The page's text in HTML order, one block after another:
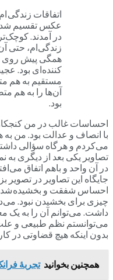
اتفاقات زندگی
عکس تقسیم
در آمدند.
زندگی‌ام، حتی
همگی پیش روی
کننده‌ای بود.
مستقیم به هم
آن‌ها را به هم
بود.
احساسات غالب در من
با انصاف و عدالت بود. من
می‌کردم و هرگاه سؤالی
تصاویر یکی بعد از دیگری به
در آن واحد و باهم اتفاق
جایگاه این تصاویر در تصویر
احساس شفقت و بخشیده شدن
چیزی برای بخشیدن نبود.
داشت. می‌توانم آن را به یک
می‌توانستم نظم طبیعی و علت
بدون اینکه هیچ قضاوتی در
همچنین بخوانید تجربۀ